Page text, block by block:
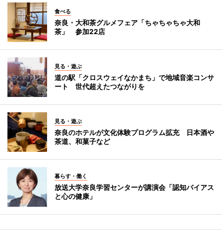
食べる
奈良・大和茶グルメフェア「ちゃちゃちゃ大和
茶」 参加22店
見る・遊ぶ
道の駅「クロスウェイなかまち」で地域音楽コンサ
ート 世代超えたつながりを
見る・遊ぶ
奈良のホテルが文化体験プログラム拡充 日本酒や
茶道、和菓子など
暮らす・働く
放送大学奈良学習センターが講演会「認知バイアス
と心の健康」